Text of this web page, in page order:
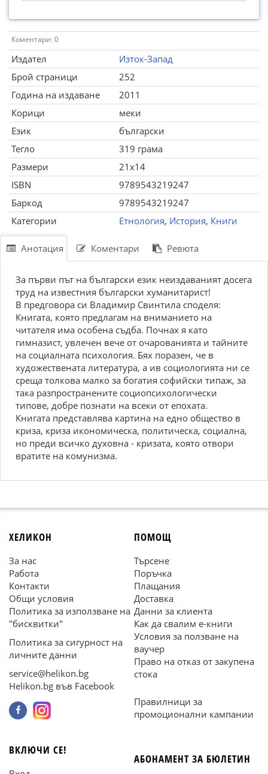
Коментари: 0
Издател
Изток-Запад
Брой страници
252
Година на издаване
2011
Корици
меки
Език
български
Тегло
319 грама
Размери
21x14
ISBN
9789543219247
Баркод
9789543219247
Категории
Етнология, История, Книги
Анотация Коментари Ревюта
За първи път на български език неиздаваният досега
труд на известния български хуманитарист!
В предговора си Владимир Свинтила споделя:
Книгата, която предлагам на вниманието на
читателя има особена съдба. Почнах я като
гимназист, увлечен вече от очарованията и тайните
на социалната психология. Бях поразен, че в
художествената литература, а ив социологията ни се
среща толкова малко за богатия софийски типаж, за
така разпространените социопсихологически
типове, добре познати на всеки от епохата.
Книгата представлява картина на едно общество в
криза, криза икономическа, политическа, социална,
но преди всичко духовна - кризата, която отвори
вратите на комунизма.
ХЕЛИКОН
За нас
Работа
Контакти
Общи условия
Политика за използване на
"бисквитки"
Политика за сигурност на
личните данни
service@helikon.bg
Helikon.bg във Facebook
ПОМОЩ
Търсене
Поръчка
Плащания
Доставка
Данни за клиента
Как да свалим е-книги
Условия за ползване на
ваучер
Право на отказ от закупена
стока
Правилници за
промоционални кампании
ВКЛЮЧИ СЕ!
АБОНАМЕНТ ЗА БЮЛЕТИН